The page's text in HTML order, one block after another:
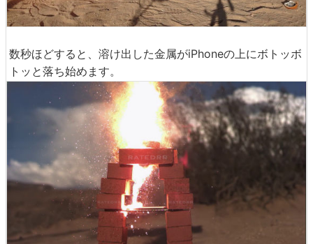
数秒ほどすると、溶け出した金属がiPhoneの上にボトッボ
トッと落ち始めます。